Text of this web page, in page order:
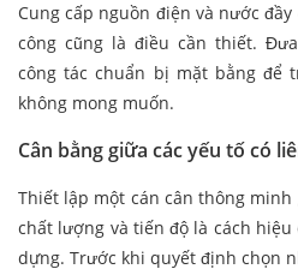
Cung cấp nguồn điện và nước
công cũng là điều cần thiết.
công tác chuẩn bị mặt bằng để
không mong muốn.
Cân bằng giữa các yếu tố có
Thiết lập một cán cân thông
chất lượng và tiến độ là cách
dựng. Trước khi quyết định chọn